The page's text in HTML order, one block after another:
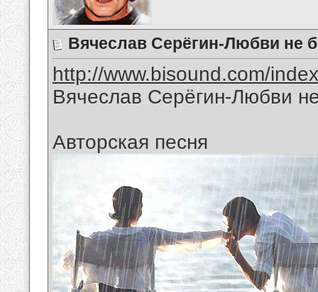
Вячеслав Серёгин-Любви не
http://www.bisound.com/
Вячеслав Серёгин-Любви
Авторская песня